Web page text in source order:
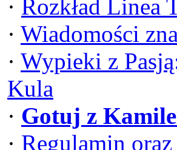
· Rozkład Linea
· Wiadomości
· Wypieki z
Kula
· Gotuj z
· Regulamin